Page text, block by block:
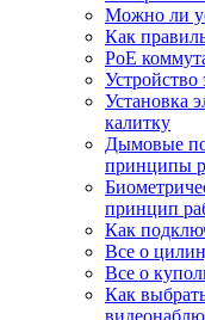
Можно ли
Как
PoE
Устройство
Установка
калитку
Дымовые
принципы
принцип
Как
Все о
Все о
Как